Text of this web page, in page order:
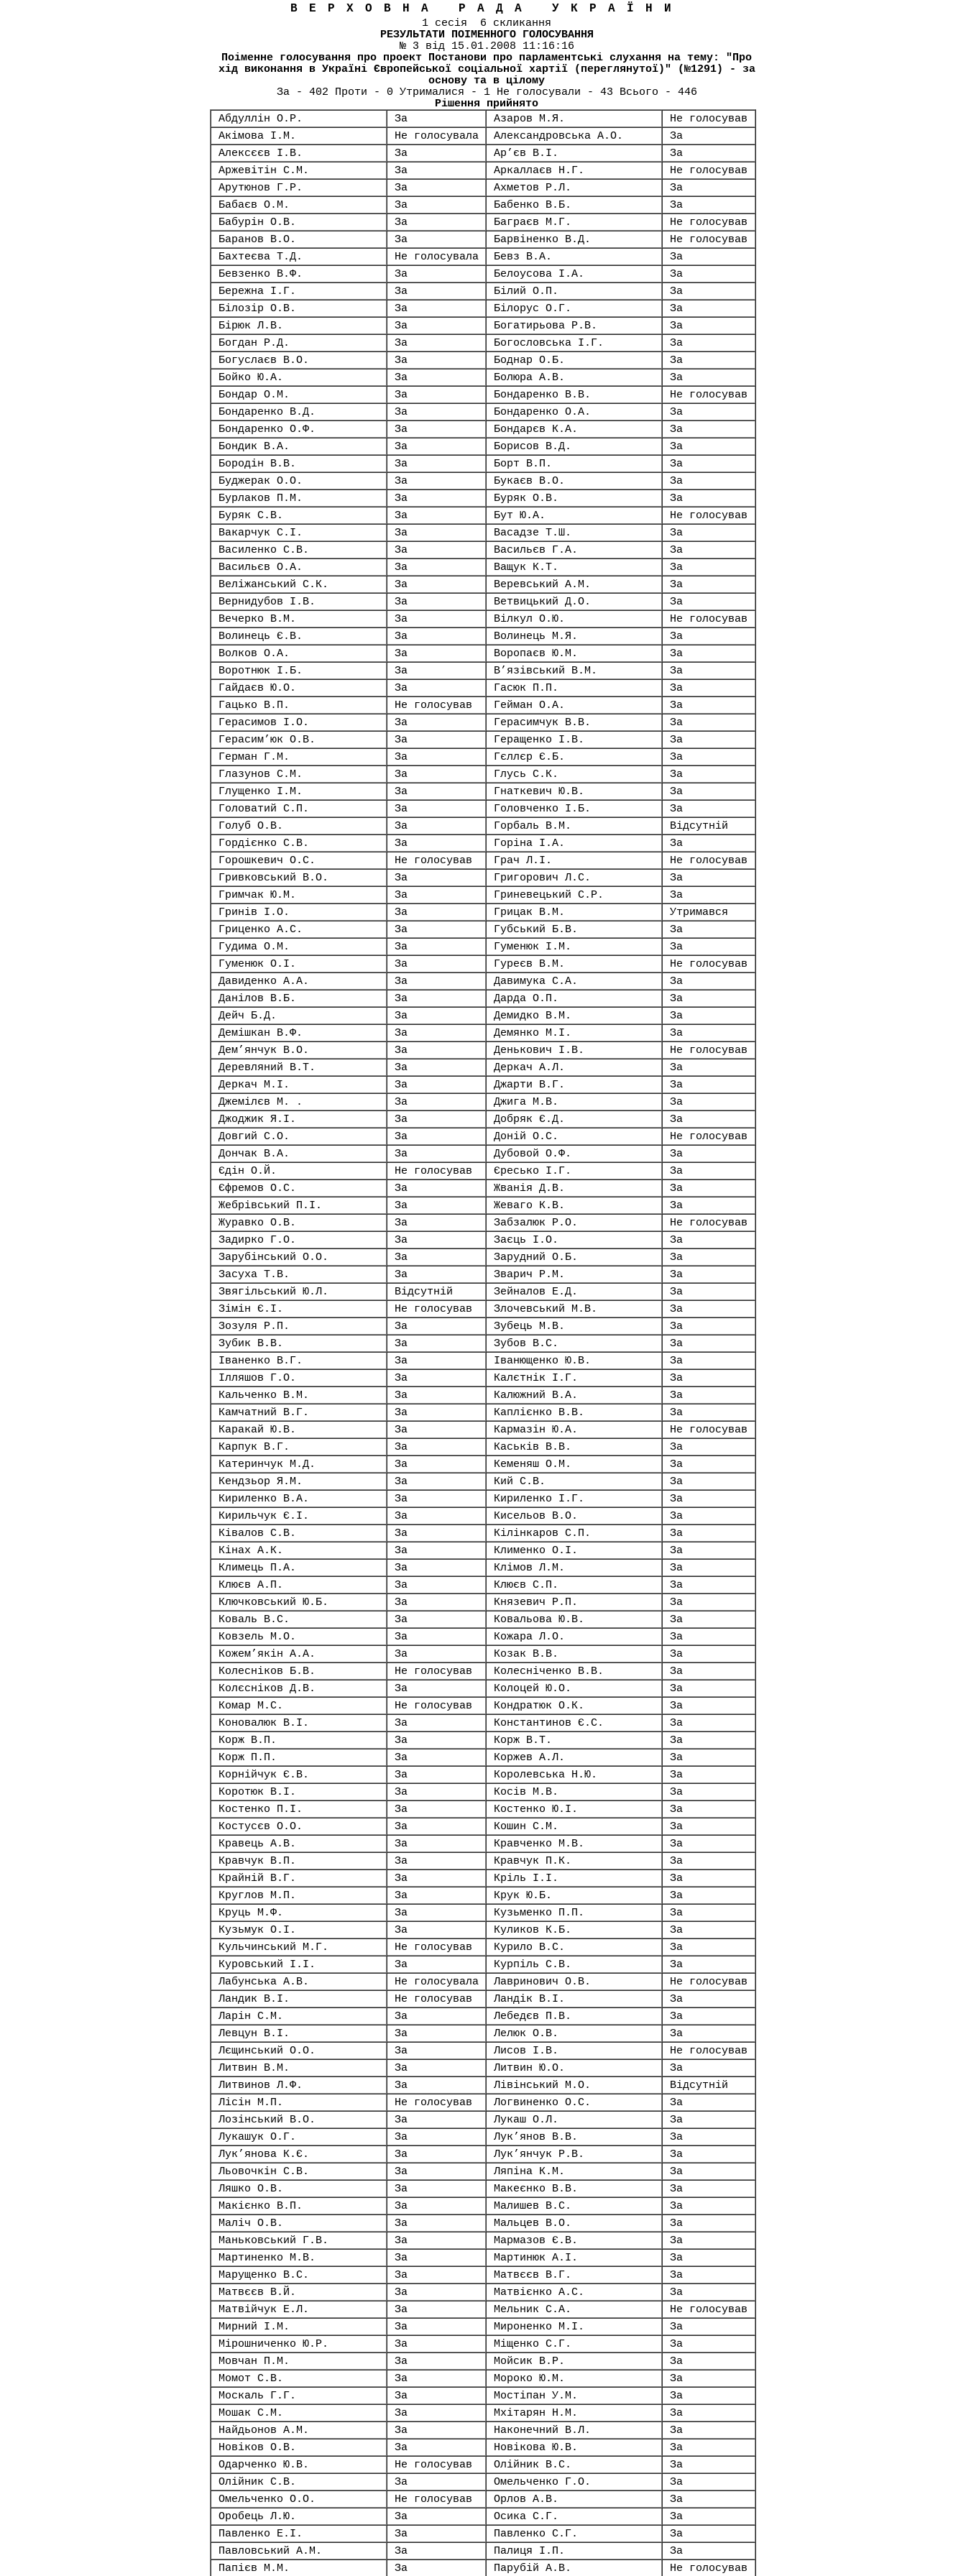
ВЕРХОВНА РАДА УКРАЇНИ
1 сесія 6 скликання
РЕЗУЛЬТАТИ ПОІМЕННОГО ГОЛОСУВАННЯ
№ 3 від 15.01.2008 11:16:16
Поіменне голосування про проект Постанови про парламентські слухання на тему: "Про
хід виконання в Україні Європейської соціальної хартії (переглянутої)" (№1291) - за
основу та в цілому
За - 402 Проти - 0 Утрималися - 1 Не голосували - 43 Всього - 446
Рішення прийнято
Абдуллін О.Р.
За Азаров М.Я.
Не голосував
Акімова І.М.
Не голосувала Александровська А.О.
За
Алексєєв І.В.
За Ар’єв В.І.
За
Аржевітін С.М.
За Аркаллаєв Н.Г.
Не голосував
Арутюнов Г.Р.
За Ахметов Р.Л.
За
Бабаєв О.М.
За Бабенко В.Б.
За
Бабурін О.В.
За Баграєв М.Г.
Не голосував
Баранов В.О.
За Барвіненко В.Д.
Не голосував
Бахтеєва Т.Д.
Не голосувала Бевз В.А.
За
Бевзенко В.Ф.
За Белоусова І.А.
За
Бережна І.Г.
За Білий О.П.
За
Білозір О.В.
За Білорус О.Г.
За
Бірюк Л.В.
За Богатирьова Р.В.
За
Богдан Р.Д.
За Богословська І.Г.
За
Богуслаєв В.О.
За Боднар О.Б.
За
Бойко Ю.А.
За Болюра А.В.
За
Бондар О.М.
За Бондаренко В.В.
Не голосував
Бондаренко В.Д.
За Бондаренко О.А.
За
Бондаренко О.Ф.
За Бондарєв К.А.
За
Бондик В.А.
За Борисов В.Д.
За
Бородін В.В.
За Борт В.П.
За
Буджерак О.О.
За Букаєв В.О.
За
Бурлаков П.М.
За Буряк О.В.
За
Буряк С.В.
За Бут Ю.А.
Не голосував
Вакарчук С.І.
За Васадзе Т.Ш.
За
Василенко С.В.
За Васильєв Г.А.
За
Васильєв О.А.
За Ващук К.Т.
За
Веліжанський С.К.
За Веревський А.М.
За
Вернидубов І.В.
За Ветвицький Д.О.
За
Вечерко В.М.
За Вілкул О.Ю.
Не голосував
Волинець Є.В.
За Волинець М.Я.
За
Волков О.А.
За Воропаєв Ю.М.
За
Воротнюк І.Б.
За В’язівський В.М.
За
Гайдаєв Ю.О.
За Гасюк П.П.
За
Гацько В.П.
Не голосував Гейман О.А.
За
Герасимов І.О.
За Герасимчук В.В.
За
Герасим’юк О.В.
За Геращенко І.В.
За
Герман Г.М.
За Гєллєр Є.Б.
За
Глазунов С.М.
За Глусь С.К.
За
Глущенко І.М.
За Гнаткевич Ю.В.
За
Головатий С.П.
За Головченко І.Б.
За
Голуб О.В.
За Горбаль В.М.
Відсутній
Гордієнко С.В.
За Горіна І.А.
За
Горошкевич О.С.
Не голосував Грач Л.І.
Не голосував
Гривковський В.О.
За Григорович Л.С.
За
Гримчак Ю.М.
За Гриневецький С.Р.
За
Гринів І.О.
За Грицак В.М.
Утримався
Гриценко А.С.
За Губський Б.В.
За
Гудима О.М.
За Гуменюк І.М.
За
Гуменюк О.І.
За Гуреєв В.М.
Не голосував
Давиденко А.А.
За Давимука С.А.
За
Данілов В.Б.
За Дарда О.П.
За
Дейч Б.Д.
За Демидко В.М.
За
Демішкан В.Ф.
За Демянко М.І.
За
Дем’янчук В.О.
За Денькович І.В.
Не голосував
Деревляний В.Т.
За Деркач А.Л.
За
Деркач М.І.
За Джарти В.Г.
За
Джемілєв М. .
За Джига М.В.
За
Джоджик Я.І.
За Добряк Є.Д.
За
Довгий С.О.
За Доній О.С.
Не голосував
Дончак В.А.
За Дубовой О.Ф.
За
Єдін О.Й.
Не голосував Єресько І.Г.
За
Єфремов О.С.
За Жванія Д.В.
За
Жебрівський П.І.
За Жеваго К.В.
За
Журавко О.В.
За Забзалюк Р.О.
Не голосував
Задирко Г.О.
За Заєць І.О.
За
Зарубінський О.О.
За Зарудний О.Б.
За
Засуха Т.В.
За Зварич Р.М.
За
Звягільський Ю.Л.
Відсутній Зейналов Е.Д.
За
Зімін Є.І.
Не голосував Злочевський М.В.
За
Зозуля Р.П.
За Зубець М.В.
За
Зубик В.В.
За Зубов В.С.
За
Іваненко В.Г.
За Іванющенко Ю.В.
За
Ілляшов Г.О.
За Калєтнік І.Г.
За
Кальченко В.М.
За Калюжний В.А.
За
Камчатний В.Г.
За Каплієнко В.В.
За
Каракай Ю.В.
За Кармазін Ю.А.
Не голосував
Карпук В.Г.
За Каськів В.В.
За
Катеринчук М.Д.
За Кеменяш О.М.
За
Кендзьор Я.М.
За Кий С.В.
За
Кириленко В.А.
За Кириленко І.Г.
За
Кирильчук Є.І.
За Кисельов В.О.
За
Ківалов С.В.
За Кілінкаров С.П.
За
Кінах А.К.
За Клименко О.І.
За
Климець П.А.
За Клімов Л.М.
За
Клюєв А.П.
За Клюєв С.П.
За
Ключковський Ю.Б.
За Князевич Р.П.
За
Коваль В.С.
За Ковальова Ю.В.
За
Ковзель М.О.
За Кожара Л.О.
За
Кожем’якін А.А.
За Козак В.В.
За
Колесніков Б.В.
Не голосував Колесніченко В.В.
За
Колєсніков Д.В.
За Колоцей Ю.О.
За
Комар М.С.
Не голосував Кондратюк О.К.
За
Коновалюк В.І.
За Константинов Є.С.
За
Корж В.П.
За Корж В.Т.
За
Корж П.П.
За Коржев А.Л.
За
Корнійчук Є.В.
За Королевська Н.Ю.
За
Коротюк В.І.
За Косів М.В.
За
Костенко П.І.
За Костенко Ю.І.
За
Костусєв О.О.
За Кошин С.М.
За
Кравець А.В.
За Кравченко М.В.
За
Кравчук В.П.
За Кравчук П.К.
За
Крайній В.Г.
За Кріль І.І.
За
Круглов М.П.
За Крук Ю.Б.
За
Круць М.Ф.
За Кузьменко П.П.
За
Кузьмук О.І.
За Куликов К.Б.
За
Кульчинський М.Г.
Не голосував Курило В.С.
За
Куровський І.І.
За Курпіль С.В.
За
Лабунська А.В.
Не голосувала Лавринович О.В.
Не голосував
Ландик В.І.
Не голосував Ландік В.І.
За
Ларін С.М.
За Лебедєв П.В.
За
Левцун В.І.
За Лелюк О.В.
За
Лєщинський О.О.
За Лисов І.В.
Не голосував
Литвин В.М.
За Литвин Ю.О.
За
Литвинов Л.Ф.
За Лівінський М.О.
Відсутній
Лісін М.П.
Не голосував Логвиненко О.С.
За
Лозінський В.О.
За Лукаш О.Л.
За
Лукашук О.Г.
За Лук’янов В.В.
За
Лук’янова К.Є.
За Лук’янчук Р.В.
За
Льовочкін С.В.
За Ляпіна К.М.
За
Ляшко О.В.
За Макеєнко В.В.
За
Макієнко В.П.
За Малишев В.С.
За
Маліч О.В.
За Мальцев В.О.
За
Маньковський Г.В.
За Мармазов Є.В.
За
Мартиненко М.В.
За Мартинюк А.І.
За
Марущенко В.С.
За Матвєєв В.Г.
За
Матвєєв В.Й.
За Матвієнко А.С.
За
Матвійчук Е.Л.
За Мельник С.А.
Не голосував
Мирний І.М.
За Мироненко М.І.
За
Мірошниченко Ю.Р.
За Міщенко С.Г.
За
Мовчан П.М.
За Мойсик В.Р.
За
Момот С.В.
За Мороко Ю.М.
За
Москаль Г.Г.
За Мостіпан У.М.
За
Мошак С.М.
За Мхітарян Н.М.
За
Найдьонов А.М.
За Наконечний В.Л.
За
Новіков О.В.
За Новікова Ю.В.
За
Одарченко Ю.В.
Не голосував Олійник В.С.
За
Олійник С.В.
За Омельченко Г.О.
За
Омельченко О.О.
Не голосував Орлов А.В.
За
Оробець Л.Ю.
За Осика С.Г.
За
Павленко Е.І.
За Павленко С.Г.
За
Павловський А.М.
За Палиця І.П.
За
Папієв М.М.
За Парубій А.В. Не голосував